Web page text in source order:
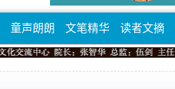
童声朗朗 文笔精华 读者文摘